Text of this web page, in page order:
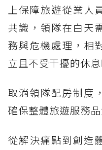
上保障旅遊從業人
共識，領隊在白天
務與危機處理，相
立且不受干擾的休息
取消領隊配房制度
確保整體旅遊服務
從解決痛點到創造